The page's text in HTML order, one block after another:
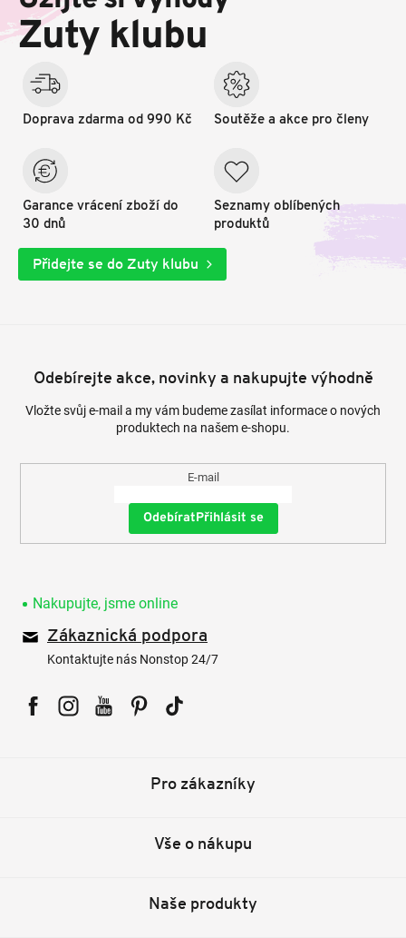
í
Zuty klubu
Doprava zdarma od 990 Kč
Garance vrácení zboží do
30 dnů
Soutěže a akce pro členy
Seznamy oblíbených
produktů
Přidejte se do Zuty klubu
Odebírejte akce, novinky a nakupujte výhodně
Vložte svůj e-mail a my vám budeme zasílat informace o nových
produktech na našem e-shopu.
E-mail
Přihlásit se
Nakupujte, jsme online
Zákaznická podpora
Kontaktujte nás Nonstop 24/7
Pro zákazníky
Vše o nákupu
Naše produkty